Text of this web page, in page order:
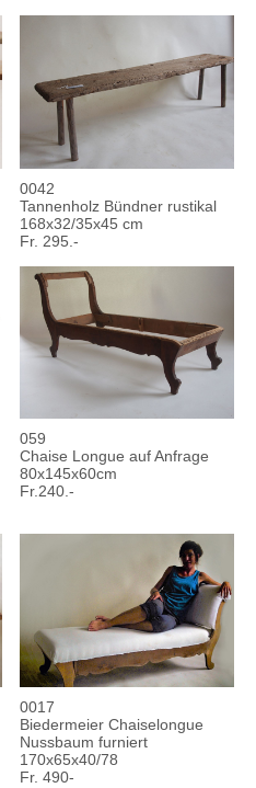
0042
Tannenholz Bündner rustikal
168x32/35x45 cm
Fr. 295.-
059
Chaise Longue auf Anfrage
80x145x60cm
Fr.240.-
0017
Biedermeier Chaiselongue
Nussbaum furniert
170x65x40/78
Fr. 490-